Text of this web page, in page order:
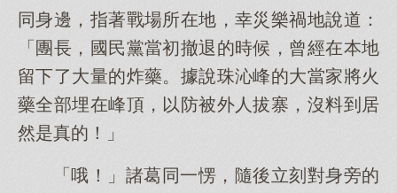
同身邊，指著戰場所在地，幸災樂禍地說道：
「團長，國民黨當初撤退的時候，曾經在本地
留下了大量的炸藥。據說珠沁峰的大當家將火
藥全部埋在峰頂，以防被外人拔寨，沒料到居
然是真的！」
「哦！」諸葛同一愣，隨後立刻對身旁的